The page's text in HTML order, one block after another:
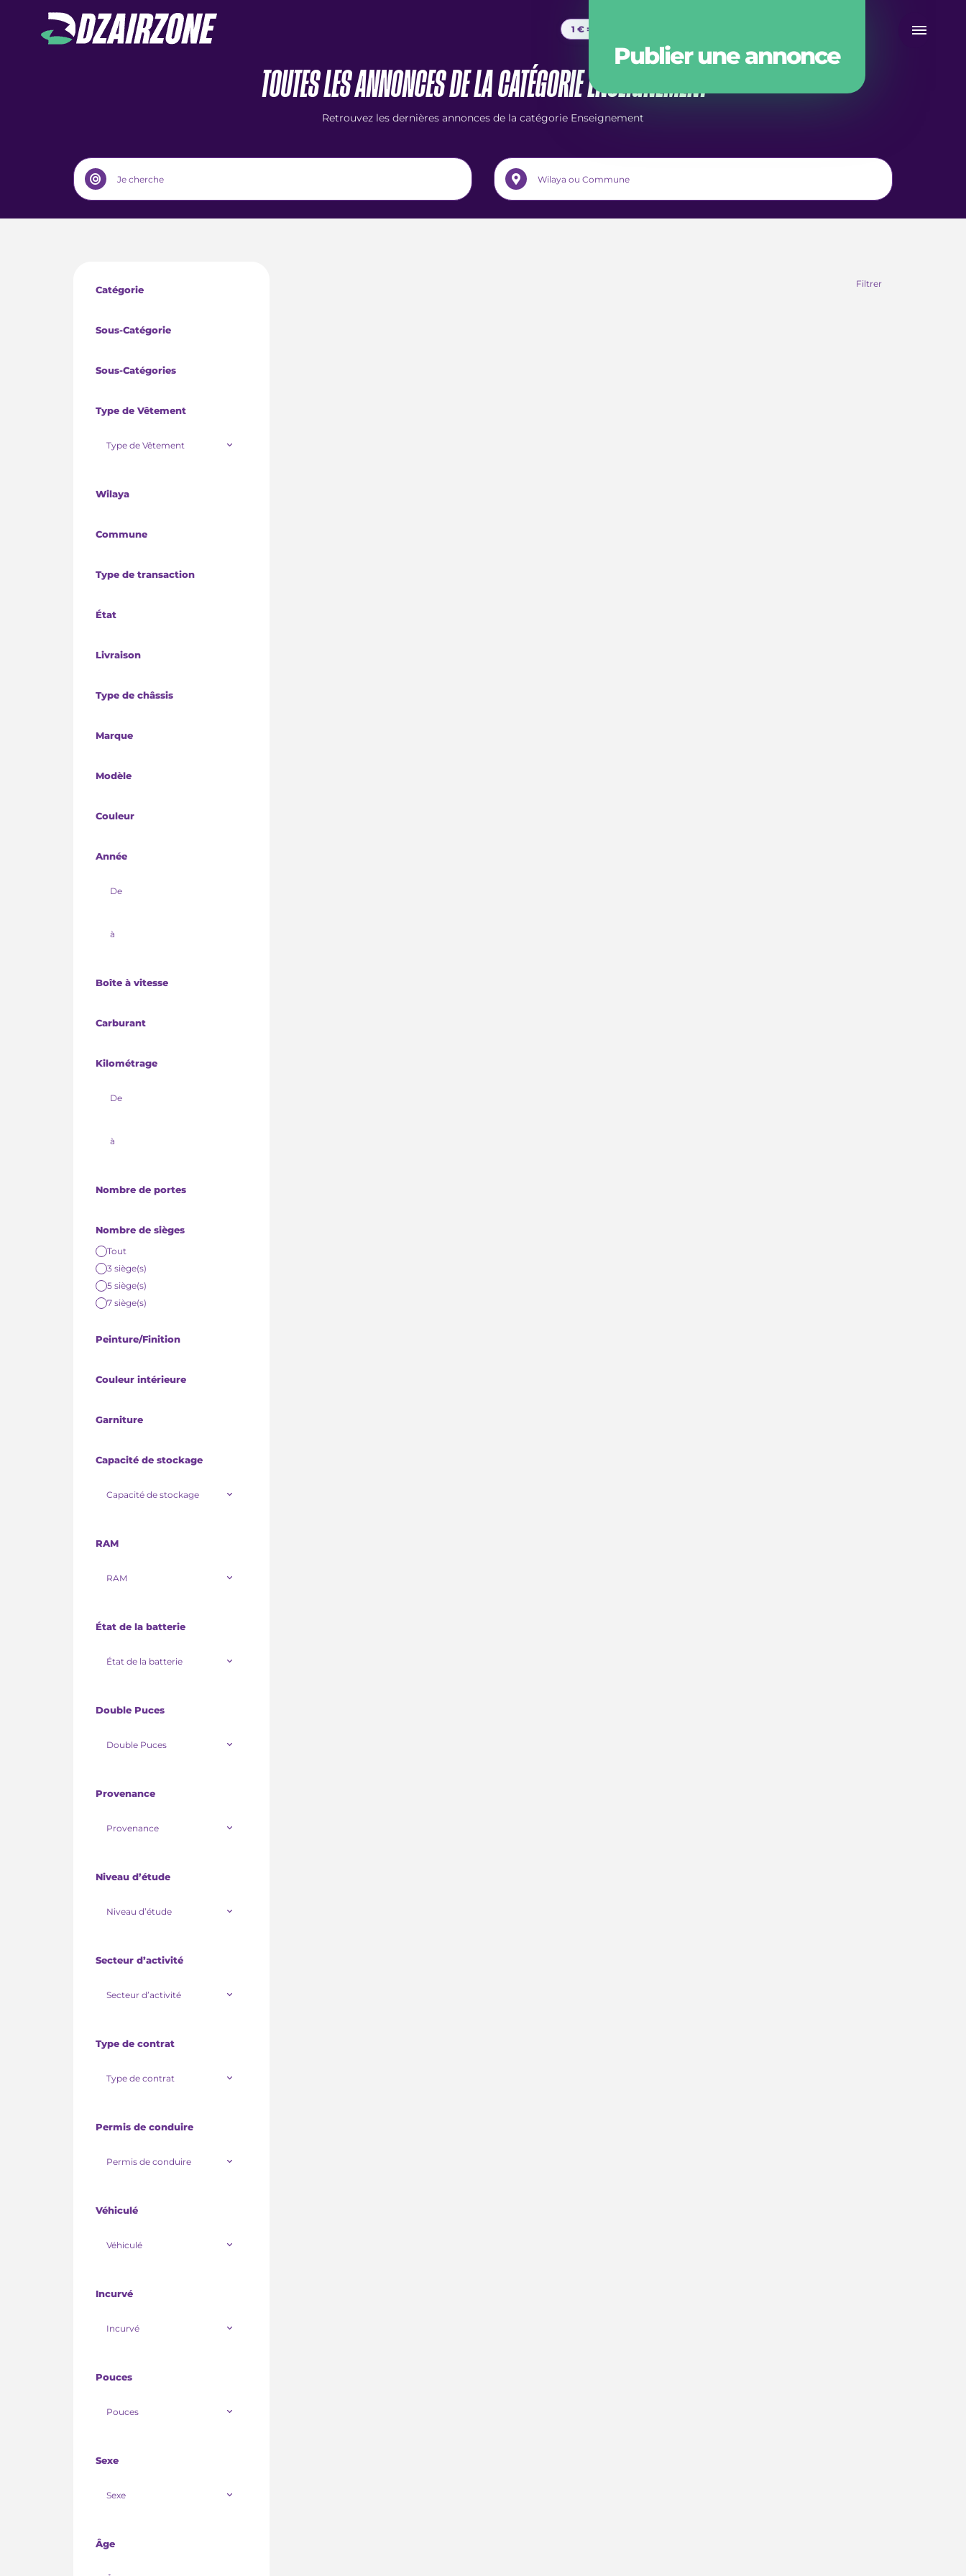
1 € =
Publier une annonce
TOUTES LES ANNONCES DE LA CATÉGORIE ENSEIGNEMENT
Retrouvez les dernières annonces de la catégorie Enseignement
Catégorie
Sous-Catégorie
Sous-Catégories
Type de Vêtement
Type de Vêtement
Wilaya
Commune
Type de transaction
État
Livraison
Type de châssis
Marque
Modèle
Couleur
Année
Boîte à vitesse
Carburant
Kilométrage
Nombre de portes
Nombre de sièges
Tout
3 siège(s)
5 siège(s)
7 siège(s)
Peinture/Finition
Couleur intérieure
Garniture
Capacité de stockage
Capacité de stockage
RAM
RAM
État de la batterie
État de la batterie
Double Puces
Double Puces
Provenance
Provenance
Niveau d’étude
Niveau d’étude
Secteur d’activité
Secteur d’activité
Type de contrat
Type de contrat
Permis de conduire
Permis de conduire
Véhiculé
Véhiculé
Incurvé
Incurvé
Pouces
Pouces
Sexe
Sexe
Âge
Filtrer